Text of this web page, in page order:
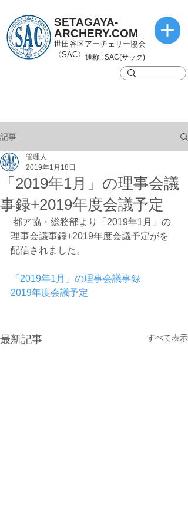
SETAGAYA-
ARCHERY.COM
世田谷区アーチェリー協会
〈SAC〉 通称 : SAC(サック)
記事
「2019年1月」の理事会議
事録+2019年度会議予定
管理人
2019年1月18日
理事会議事録+2019年度会議予定がを
配信されました。
「2019年1月」の理事会議事録
2019年度会議予定
最新記事 すべて表示